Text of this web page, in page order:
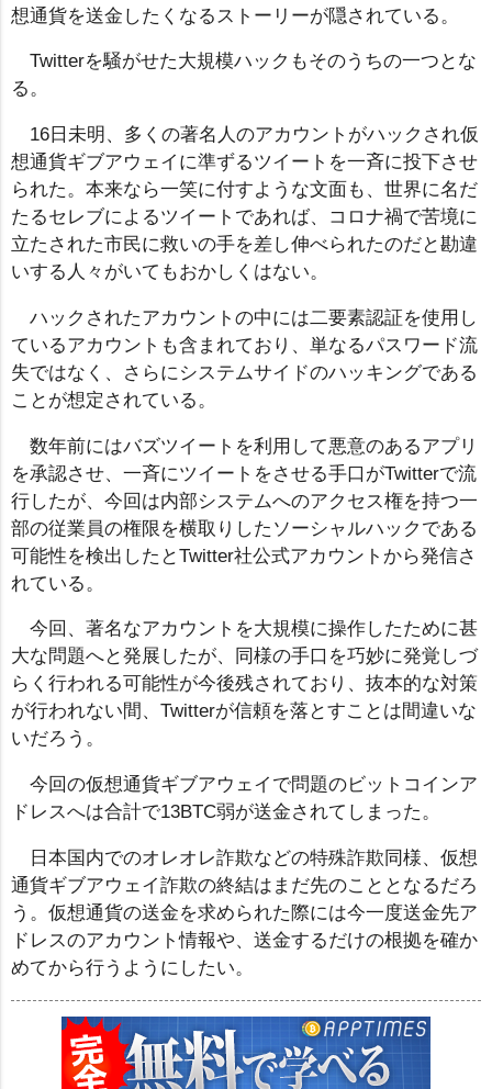
想通貨を送金したくなるストーリーが隠されている。
Twitterを騒がせた大規模ハックもそのうちの一つとな
る。
16日未明、多くの著名人のアカウントがハックされ仮
想通貨ギブアウェイに準ずるツイートを一斉に投下させ
られた。本来なら一笑に付すような文面も、世界に名だ
たるセレブによるツイートであれば、コロナ禍で苦境に
立たされた市民に救いの手を差し伸べられたのだと勘違
いする人々がいてもおかしくはない。
ハックされたアカウントの中には二要素認証を使用し
ているアカウントも含まれており、単なるパスワード流
失ではなく、さらにシステムサイドのハッキングである
ことが想定されている。
数年前にはバズツイートを利用して悪意のあるアプリ
を承認させ、一斉にツイートをさせる手口がTwitterで流
行したが、今回は内部システムへのアクセス権を持つ一
部の従業員の権限を横取りしたソーシャルハックである
可能性を検出したとTwitter社公式アカウントから発信さ
れている。
今回、著名なアカウントを大規模に操作したために甚
大な問題へと発展したが、同様の手口を巧妙に発覚しづ
らく行われる可能性が今後残されており、抜本的な対策
が行われない間、Twitterが信頼を落とすことは間違いな
いだろう。
今回の仮想通貨ギブアウェイで問題のビットコインア
ドレスへは合計で13BTC弱が送金されてしまった。
日本国内でのオレオレ詐欺などの特殊詐欺同様、仮想
通貨ギブアウェイ詐欺の終結はまだ先のこととなるだろ
う。仮想通貨の送金を求められた際には今一度送金先ア
ドレスのアカウント情報や、送金するだけの根拠を確か
めてから行うようにしたい。